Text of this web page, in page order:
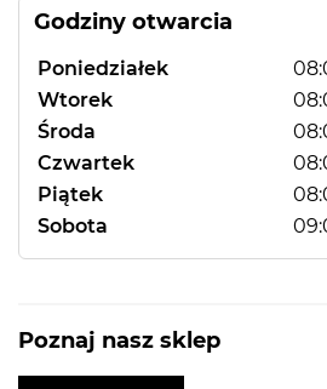
Godziny otwarcia
Poniedziałek
Wtorek
Środa
Czwartek
Piątek
Sobota
Poznaj nasz sklep